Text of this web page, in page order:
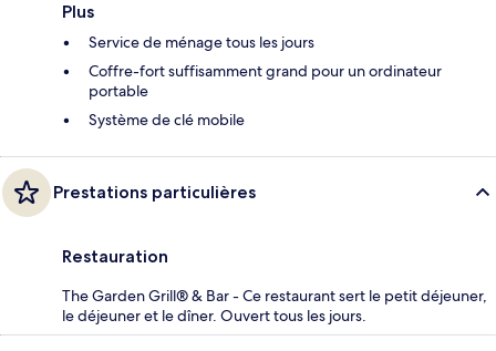
Plus
Service de ménage tous les jours
Coffre-fort suffisamment grand pour un ordinateur
portable
Système de clé mobile
Prestations particulières
Restauration
The Garden Grill® & Bar - Ce restaurant sert le petit déjeuner,
le déjeuner et le dîner. Ouvert tous les jours.